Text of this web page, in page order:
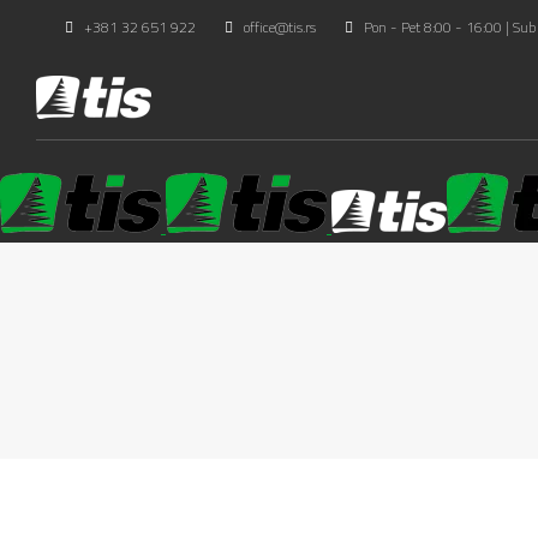
+381 32 651 922 office@tis.rs Pon - Pet 8:00 - 16:00 |